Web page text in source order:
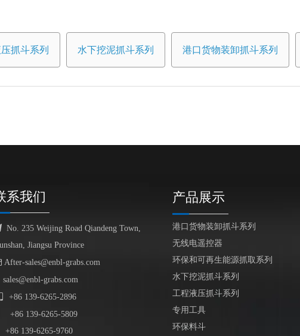
抓斗系列 水下挖泥抓斗系列 港口货物装卸抓斗系列
系我们
No. 235 Weijing Road Qiandeng Town,
Jiangsu Province
After-sales@enbl-grabs.com
sales@enbl-grabs.com
+86 139-6265-2896
+86 139-6265-5809
139-6265-9760
产品展示
港口货物装卸抓斗系列
无线电遥控器
环保和可再生能源抓取系列
水下挖泥抓斗系列
工程液压抓斗系列
专用工具
环保料斗